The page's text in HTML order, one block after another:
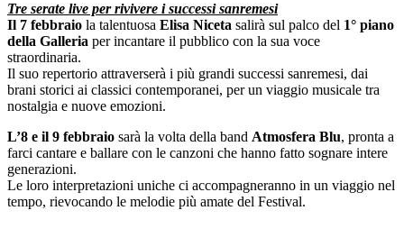
Tre serate live per rivivere i successi sanremesi
Il 7 febbraio la talentuosa Elisa Niceta salirà sul palco del 1° piano
della Galleria per incantare il pubblico con la sua voce
straordinaria.
Il suo repertorio attraverserà i più grandi successi sanremesi, dai
brani storici ai classici contemporanei, per un viaggio musicale tra
nostalgia e nuove emozioni.
L’8 e il 9 febbraio sarà la volta della band Atmosfera Blu, pronta a
farci cantare e ballare con le canzoni che hanno fatto sognare intere
generazioni.
Le loro interpretazioni uniche ci accompagneranno in un viaggio nel
tempo, rievocando le melodie più amate del Festival.